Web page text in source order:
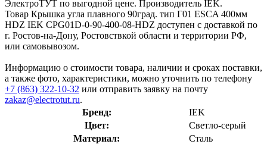
ЭлектроТУТ по выгодной цене. Производитель IEK.
Товар Крышка угла плавного 90град. тип Г01 ESCA 400мм
HDZ IEK CPG01D-0-90-400-08-HDZ доступен с доставкой по
г. Ростов-на-Дону, Ростовствкой области и территории РФ,
или самовывозом.
Информацию о стоимости товара, наличии и сроках поставки,
а также фото, характеристики, можно уточнить по телефону
+7 (863) 322-10-32 или отправить заявку на почту
zakaz@electrotut.ru.
Бренд:
IEK
Цвет:
Светло-серый
Материал:
Сталь